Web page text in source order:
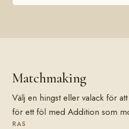
Matchmaking
Välj en hingst eller valack för
för ett föl med Addition som
RAS